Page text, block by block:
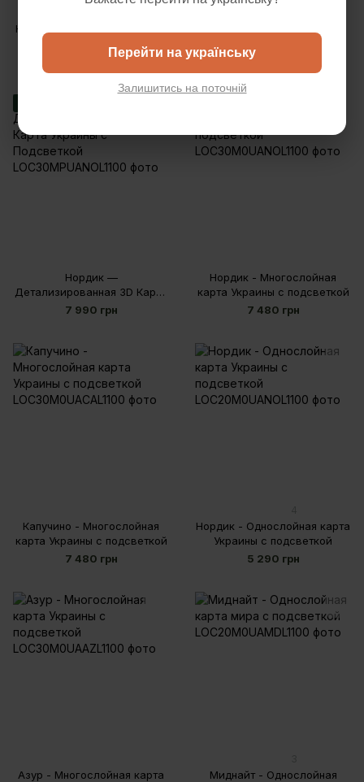
Перейти на українську
Залишитись на поточній
Круиз - Многослойная карта
7 480 грн
7 480 грн
Нордик —
Детализированная 3D Карта
Украины с Подсветкой
7 990 грн
Нордик - Многослойная
карта Украины с подсветкой
7 480 грн
Капучино - Многослойная
карта Украины с подсветкой
7 480 грн
Нордик - Однослойная карта
Украины с подсветкой
5 290 грн
Азур - Многослойная карта
Миднайт - Однослойная